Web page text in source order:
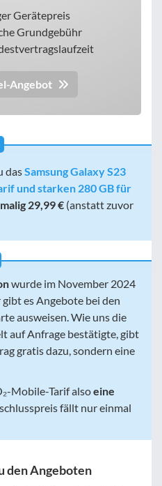
Gerätepreis
Grundgebühr
Angebot
dasSamsung Galaxy S23
und starken 280 GB für
29,99 € (anstatt zuvor
wurde im November 2024
es Angebote bei den
ausweisen. Wie uns die
auf Anfrage bestätigte, gibt
gratis dazu, sondern eine
Mobile-Tarif alsoeine
fällt nur einmal
den Angeboten